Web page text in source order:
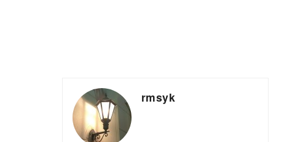
rmsyk